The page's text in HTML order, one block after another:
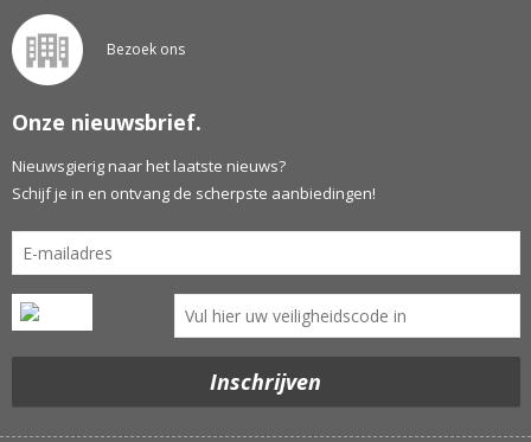
Bezoek ons
Onze nieuwsbrief.
Nieuwsgierig naar het laatste nieuws?
Schijf je in en ontvang de scherpste aanbiedingen!